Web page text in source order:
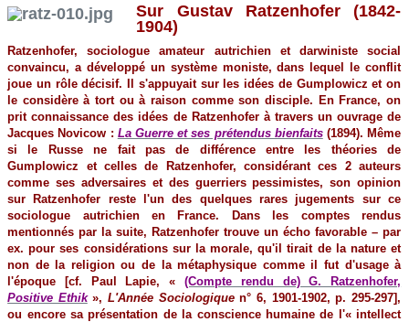
Sur Gustav Ratzenhofer (1842-
1904)
Ratzenhofer, sociologue amateur autrichien et darwiniste social
convaincu, a développé un système moniste, dans lequel le conflit
joue un rôle décisif. Il s'appuyait sur les idées de Gumplowicz et on
le considère à tort ou à raison comme son disciple. En France, on
prit connaissance des idées de Ratzenhofer à travers un ouvrage de
Jacques Novicow : La Guerre et ses prétendus bienfaits(1894). Même
si le Russe ne fait pas de différence entre les théories de
Gumplowicz et celles de Ratzenhofer, considérant ces 2 auteurs
comme ses adversaires et des guerriers pessimistes, son opinion
sur Ratzenhofer reste l'un des quelques rares jugements sur ce
sociologue autrichien en France. Dans les comptes rendus
mentionnés par la suite, Ratzenhofer trouve un écho favorable – par
ex. pour ses considérations sur la morale, qu'il tirait de la nature et
non de la religion ou de la métaphysique comme il fut d'usage à
l'époque [cf. Paul Lapie, «(Compte rendu de) G. Ratzenhofer,
Positive Ethik»,L'Année Sociologiquen° 6, 1901-1902, p. 295-297],
ou encore sa présentation de la conscience humaine de l'« intellect